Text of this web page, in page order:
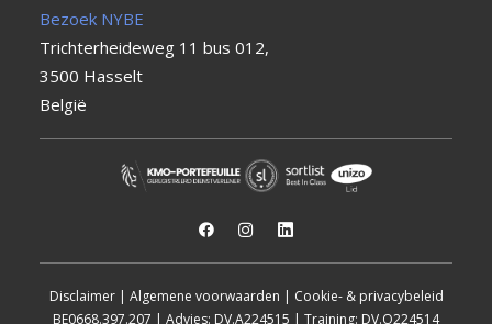
Bezoek NYBE
Trichterheideweg 11 bus 012,
3500 Hasselt
België
Disclaimer| Algemene voorwaarden | Cookie- & privacybeleid
BE0668.397.207 | Advies: DV.A224515 | Training: DV.O224514